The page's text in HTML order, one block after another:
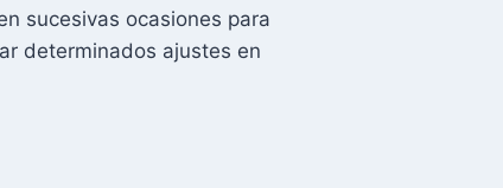
sucesivas ocasiones para
determinados ajustes en